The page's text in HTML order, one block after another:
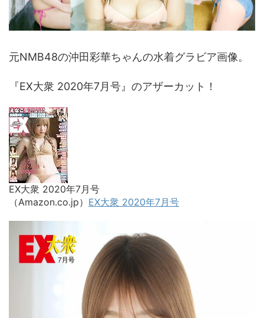
元NMB48の沖田彩華ちゃんの水着グラビア画像。
『EX大衆 2020年7月号』のアザーカット！
EX大衆 2020年7月号
（Amazon.co.jp） EX大衆 2020年7月号